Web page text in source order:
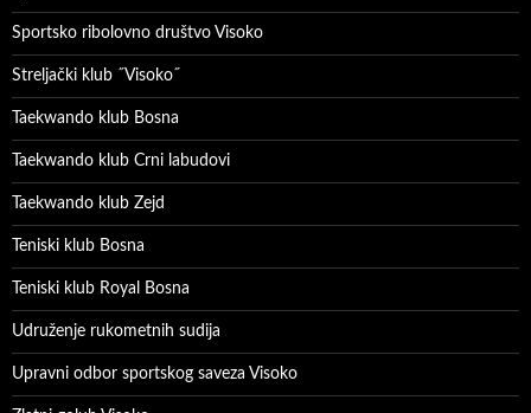
Sportsko ribolovno društvo Visoko
Streljački klub ˝Visoko˝
Taekwando klub Bosna
Taekwando klub Crni labudovi
Taekwando klub Zejd
Teniski klub Bosna
Teniski klub Royal Bosna
Udruženje rukometnih sudija
Upravni odbor sportskog saveza Visoko